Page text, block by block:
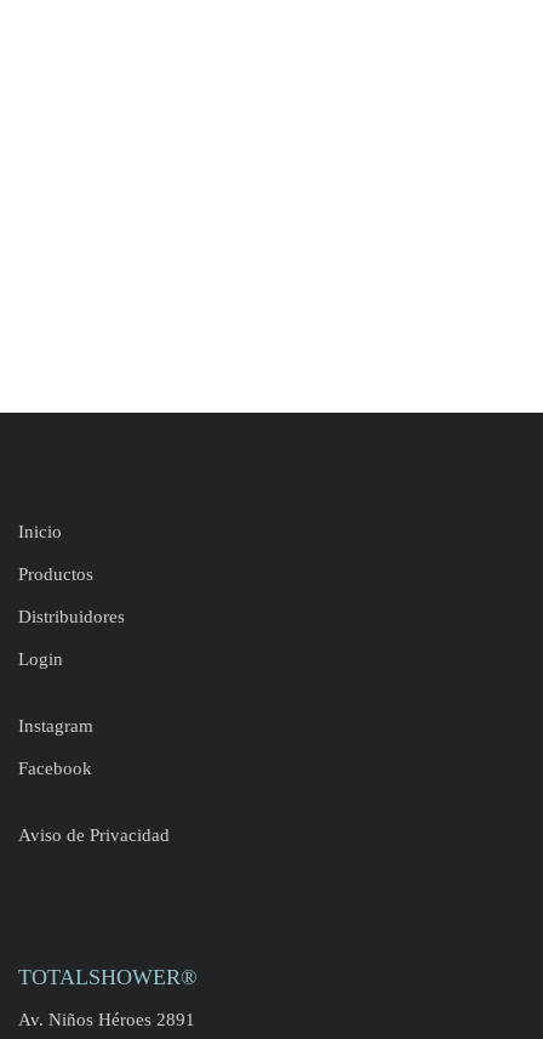
Inicio
Productos
Distribuidores
Login
Instagram
Facebook
Aviso de Privacidad
TOTALSHOWER®
Av. Niños Héroes 2891